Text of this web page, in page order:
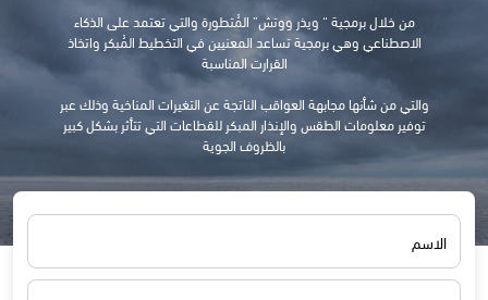
من خلال برمجية “ ويذر ووتش” المُتطورة والتي تعتمد على الذكاء
الاصطناعي وهي برمجية تساعد المعنيين في التخطيط المُبكر واتخاذ
القرارت المناسبة
والتي من شأنها مجابهة العواقب الناتجة عن التغيرات المناخية وذلك عبر
توفير معلومات الطقس والإنذار المبكر للقطاعات التي تتأثر بشكل كبير
بالظروف الجوية